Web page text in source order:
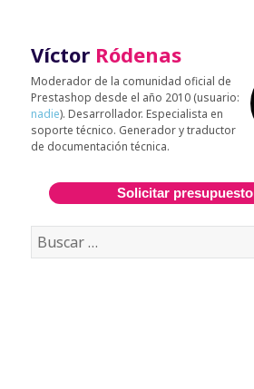
Víctor Ródenas
Moderador de la comunidad oficial de
Prestashop desde el año 2010 (usuario:
nadie). Desarrollador. Especialista en
soporte técnico. Generador y traductor
de documentación técnica.
Solicitar presupuesto
Buscar: